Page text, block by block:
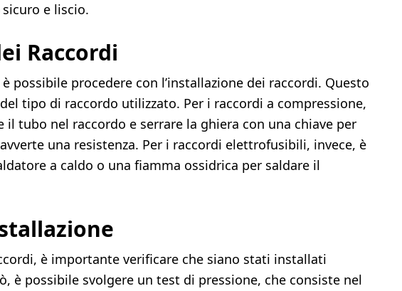
e liscio.
Raccordi
possibile procedere con l’installazione dei raccordi. Questo
tipo di raccordo utilizzato. Per i raccordi a compressione,
il tubo nel raccordo e serrare la ghiera con una chiave per
una resistenza. Per i raccordi elettrofusibili, invece, è
a caldo o una fiamma ossidrica per saldare il
è importante verificare che siano stati installati
è possibile svolgere un test di pressione, che consiste nel